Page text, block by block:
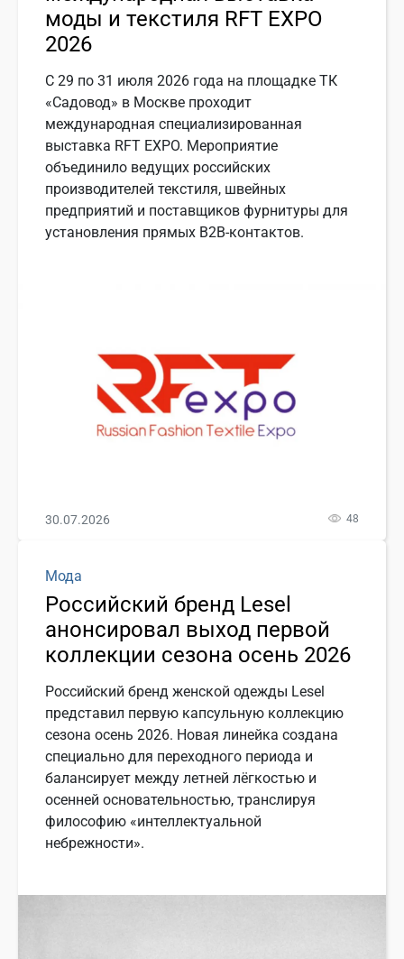
моды и текстиля RFT EXPO
2026
С 29 по 31 июля 2026 года на площадке ТК
«Садовод» в Москве проходит
международная специализированная
выставка RFT EXPO. Мероприятие
объединило ведущих российских
производителей текстиля, швейных
предприятий и поставщиков фурнитуры для
установления прямых B2B-контактов.
30.07.2026 48
Мода
Российский бренд Lesel
анонсировал выход первой
коллекции сезона осень 2026
Российский бренд женской одежды Lesel
представил первую капсульную коллекцию
сезона осень 2026. Новая линейка создана
специально для переходного периода и
балансирует между летней лёгкостью и
осенней основательностью, транслируя
философию «интеллектуальной
небрежности».